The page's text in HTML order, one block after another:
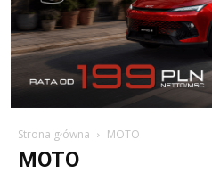
Strona główna MOTO
MOTO